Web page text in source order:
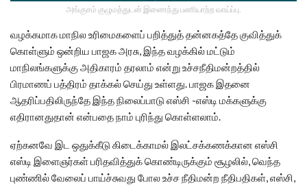
அங்குசம் குழுமத்துடன் இணைந்து பணியாற்ற வாய்ப்பு.
வழக்கமாக மாநில உரிமைகளைப் பறித்துத் தன்னகத்தே குவித்துக்
கொள்ளும் ஒன்றிய பாஜக அரசு, இந்த வழக்கில் மட்டும்
மாநிலங்களுக்கு அதிகாரம் தரலாம் என்று உச்சநீதிமன்றத்தில்
பிரமாணப் பத்திரம் தாக்கல் செய்து உள்ளது. பாஜக இதனை
ஆதரிப்பதிலிருந்தே இந்த நிலைப்பாடு எஸ்சி -எஸ்டி மக்களுக்கு
எதிரானதுதான் என்பதை நாம் புரிந்து கொள்ளலாம்.
ஏற்கனவே இட ஒதுக்கீடு கிடைக்காமல் இலட்சக்கணக்கான எஸ்சி
எஸ்டி இளைஞர்கள் பரிதவித்துக் கொண்டிருக்கும் சூழலில், வெந்த
புண்ணில் வேலைப் பாய்ச்சுவது போல உச்ச நீதிமன்ற நீதிபதிகள், எஸ்சி,